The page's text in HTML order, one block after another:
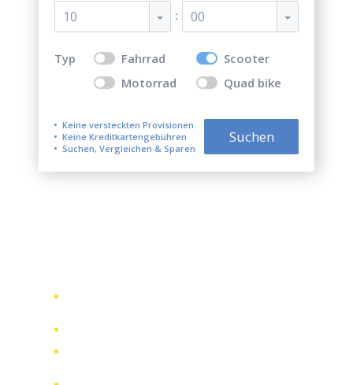
10 : 00
Typ Fahrrad
Scooter
Motorrad
Quad bike
Keine versteckten Provisionen
Keine Kreditkartengebühren
Suchen, Vergleichen & Sparen
Suchen